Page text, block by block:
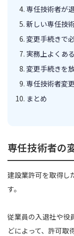
専任技術者が
新しい専任技
変更手続きで
実務上よくあ
変更手続きを
専任技術者変
まとめ
専任技術者の
建設業許可を取得し
す。
従業員の入退社や役
どによって、許可取